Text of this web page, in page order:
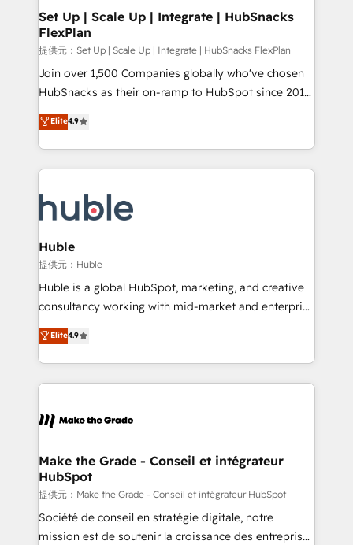
Award 🏆2020 Elite Solutions Partner 🏆2019
Integrations HubSpot Impact Award 🏆2019
Marketing Enablement HubSpot Impact Award 🏆
2018 Website Design HubSpot Impact Award 🏆2017
Website Design HubSpot Impact Award 🏆2016
Sales Enablement HubSpot Impact Award 🏆2015
Growth-Driven Design Agency of the Year 🏆2015
COS Design Award 🏆2013 HubSpot Marketplace
Provider of the Year 🏆2011 Became a HubSpot
Partner 📆Founded in 1997
Set Up | Scale Up | Integrate | HubSnacks
FlexPlan
提供元：Set Up | Scale Up | Integrate | HubSnacks FlexPlan
Join over 1,500 Companies globally who've chosen
HubSnacks as their on-ramp to HubSpot since 2014
Simple pay-as-you-go plans that accelerate value...
1️⃣ Set Up | Onboarding New or Check-fixing existing
HubSpot portals 2️⃣ Scale Up | 100% HubSpot Task
Execution... Global 24/7 ... All Experts 3️⃣ Integrate |
Slash months from your API Integration project... ⬅️
Click "Contact Business" ⬅️ to access 150+ Kickstart
Integration templates that put HubSpot in the center
of your tech stack, syncing... 🛍️ Shopify or
WooCommerce 💲 Stripe or Paypal 💰 Sage or
Netsuite 🤖 Google or Microsoft ✍️ DocuSign or
the rare Advanced "Custom Integrations"
Accreditation, securely sync data across... 🔄 any
new HubSpot portal with Advanced Website and
CRM Migrations using our in-house "HubScrub" Tool.
Elite4.9
Huble
提供元：Huble
Huble is a global HubSpot, marketing, and creative
consultancy working with mid-market and enterprise
businesses. We go beyond implementation, shaping
the strategy, processes, and teams that turn
HubSpot into a genuine growth engine. Named
HubSpot's Global Partner of the Year in 2024,
worldwide, and with over 15 years in the ecosystem,
One company, one operating model, delivering
across offices and consulting teams in the UK, USA,
Canada, Germany, France, Belgium, Singapore, and
South Africa. Certified compliant with ISO/IEC
27001:2022 and ISO 9001:2015 across all seven
Elite4.9
Make the Grade - Conseil et intégrateur
HubSpot
提供元：Make the Grade - Conseil et intégrateur HubSpot
Société de conseil en stratégie digitale, notre
mission est de soutenir la croissance des entreprises